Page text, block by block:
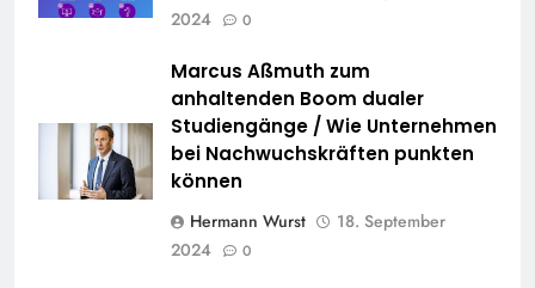
2024
0
Marcus Aßmuth zum
anhaltenden Boom dualer
Studiengänge / Wie Unternehmen
bei Nachwuchskräften punkten
können
Hermann Wurst
18. September
2024
0